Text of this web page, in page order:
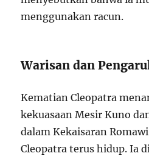
menggunakan racun.
Warisan dan
Kematian Cleopatra
kekuasaan Mesir Kuno
dalam Kekaisaran
Cleopatra terus hidup. Ia